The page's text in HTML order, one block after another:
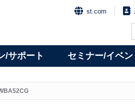
st.com
/サポート セミナー/イベン